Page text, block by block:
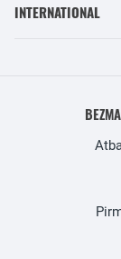
INTERNATIONAL